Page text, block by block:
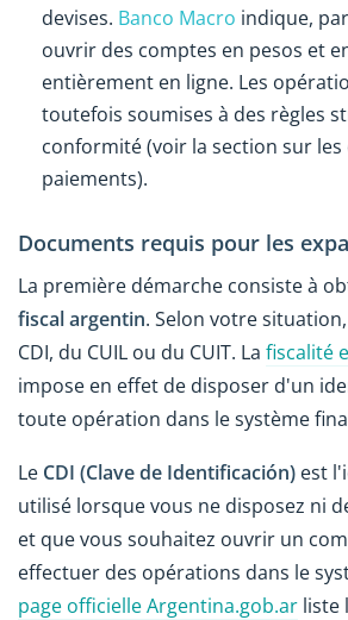
devises. Banco Macro indique,
ouvrir des comptes en pesos et
entièrement en ligne. Les
toutefois soumises à des règles
conformité (voir la section sur les
paiements).
Documents requis pour les
La première démarche consiste à
fiscal argentin. Selon votre
CDI, du CUIL ou du CUIT. La fiscalité
impose en effet de disposer d'un
toute opération dans le système
Le CDI (Clave de Identificación) est
utilisé lorsque vous ne disposez ni
et que vous souhaitez ouvrir un
effectuer des opérations dans le
page officielle Argentina.gob.ar liste